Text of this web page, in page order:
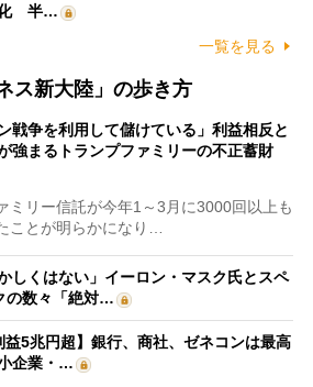
化 半…
一覧を見る
ス新大陸」の歩き方
ン戦争を利用して儲けている」利益相反と
強まるトランプファミリーの不正蓄財
リー信託が今年1～3月に3000回以上も
ことが明らかになり…
しくはない」イーロン・マスク氏とスペ
の数々「絶対…
益5兆円超】銀行、商社、ゼネコンは最高
企業・…